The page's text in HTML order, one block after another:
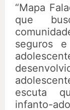
“Mapa
que
seguros
escuta
infanto-